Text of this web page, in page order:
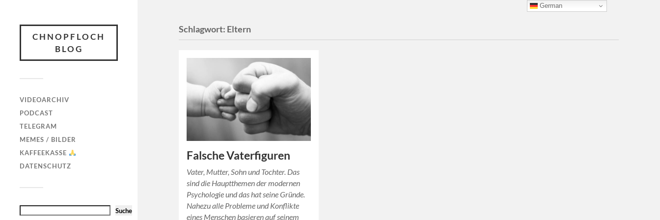
CHNOPFLOCH
BLOG
VIDEOARCHIV
PODCAST
TELEGRAM
MEMES / BILDER
KAFFEEKASSE
DATENSCHUTZ
Suche
Schlagwort: Eltern
Falsche Vaterfiguren
Vater, Mutter, Sohn und Tochter. Das
sind die Hauptthemen der modernen
Psychologie und das hat seine Gründe.
Nahezu alle Probleme und Konflikte
eines Menschen basieren auf seinem
German